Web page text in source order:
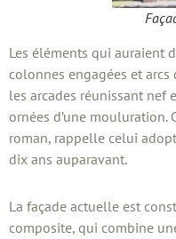
Les éléments qui auraient
colonnes engagées et
les arcades réunissant nef
ornées d’une mouluration.
roman, rappelle celui
dix ans auparavant.
La façade actuelle est
composite, qui combine